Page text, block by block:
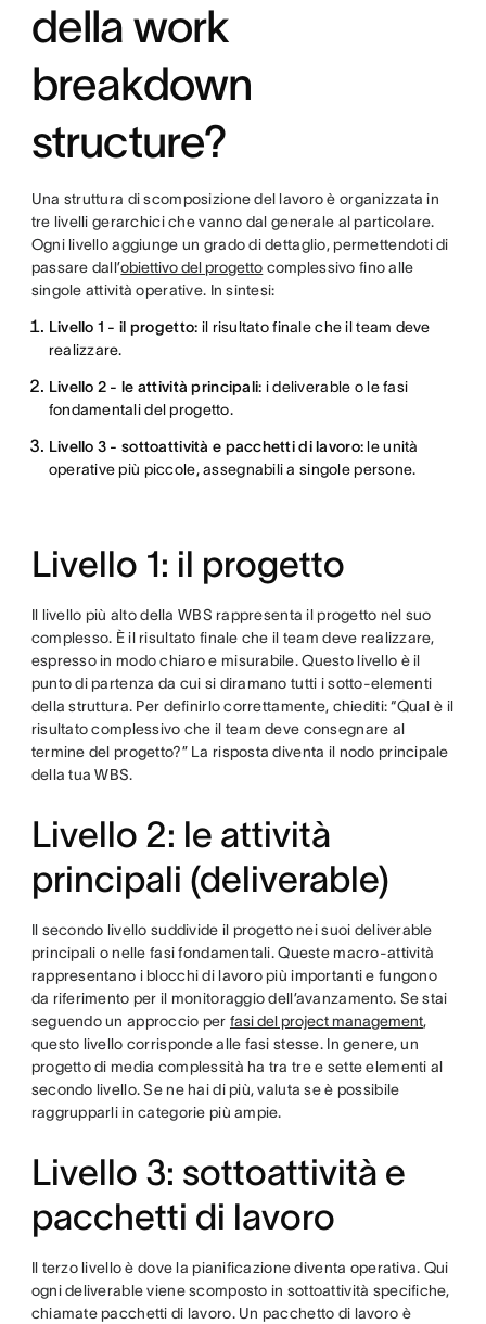
della work
breakdown
structure?
Una struttura di scomposizione del lavoro è organizzata in
tre livelli gerarchici che vanno dal generale al particolare.
Ogni livello aggiunge un grado di dettaglio, permettendoti di
passare dall’obiettivo del progetto complessivo fino alle
singole attività operative. In sintesi:
Livello 1 - il progetto: il risultato finale che il team deve
realizzare.
Livello 2 - le attività principali: i deliverable o le fasi
fondamentali del progetto.
Livello 3 - sottoattività e pacchetti di lavoro:le unità
operative più piccole, assegnabili a singole persone.
Livello 1: il progetto
Il livello più alto della WBS rappresenta il progetto nel suo
complesso. È il risultato finale che il team deve realizzare,
espresso in modo chiaro e misurabile. Questo livello è il
punto di partenza da cui si diramano tutti i sotto-elementi
della struttura. Per definirlo correttamente, chiediti: “Qual è il
risultato complessivo che il team deve consegnare al
termine del progetto?” La risposta diventa il nodo principale
della tua WBS.
Livello 2: le attività
principali (deliverable)
Il secondo livello suddivide il progetto nei suoi deliverable
principali o nelle fasi fondamentali. Queste macro-attività
rappresentano i blocchi di lavoro più importanti e fungono
da riferimento per il monitoraggio dell’avanzamento. Se stai
seguendo un approccio per fasi del project management,
questo livello corrisponde alle fasi stesse. In genere, un
progetto di media complessità ha tra tre e sette elementi al
secondo livello. Se ne hai di più, valuta se è possibile
raggrupparli in categorie più ampie.
Livello 3: sottoattività e
pacchetti di lavoro
Il terzo livello è dove la pianificazione diventa operativa. Qui
ogni deliverable viene scomposto in sottoattività specifiche,
chiamate pacchetti di lavoro. Un pacchetto di lavoro è